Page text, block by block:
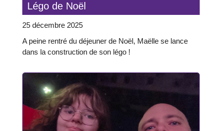
Légo de Noël
25 décembre 2025
A peine rentré du déjeuner de Noël, Maëlle se lance
dans la construction de son légo !